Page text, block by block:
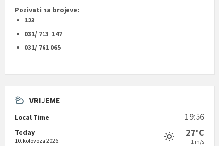
Pozivati na brojeve:
123
031/ 713 147
031/ 761 065
VRIJEME
Local Time 19:56
Today
10. kolovoza 2026.
27°C
1 m/s